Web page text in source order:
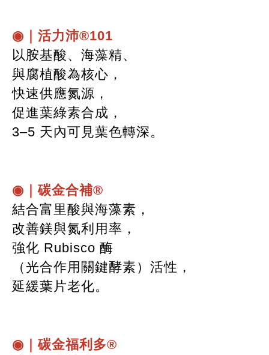
◉｜活力沛®101
以胺基酸、海藻精、
與腐植酸為核心，
快速供應氮源，
促進葉綠素合成，
3–5 天內可見葉色轉深。
◉｜碳金合補®
結合富里酸與海藻素，
改善鎂與氮利用率，
強化 Rubisco 酶
（光合作用關鍵酵素）活性，
延緩葉片老化。
◉｜碳金福利多®